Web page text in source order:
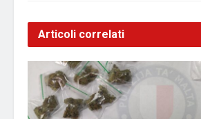
Articoli correlati